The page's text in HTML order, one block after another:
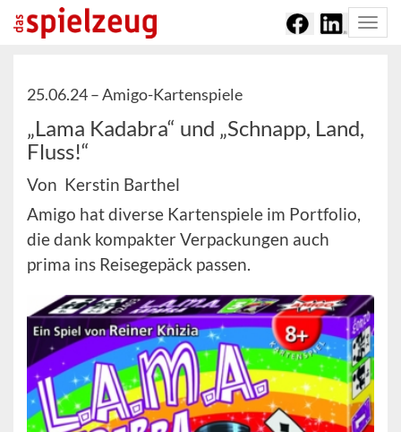
25.06.24 –Amigo-Kartenspiele
„Lama Kadabra“ und „Schnapp, Land,
Fluss!“
Von Kerstin Barthel
Amigo hat diverse Kartenspiele im Portfolio,
die dank kompakter Verpackungen auch
prima ins Reisegepäck passen.